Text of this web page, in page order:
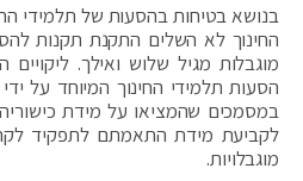
בנושא בטיחות בהסעות של תלמידי
החינוך לא השלים התקנת תקנות
מוגבלות מגיל שלוש ואילך. ליקויים
הסעות תלמידי החינוך המיוחד על
במסמכים שהמציאו על מידת
לקביעת מידת התאמתם לתפקיד
מוגבלויות.